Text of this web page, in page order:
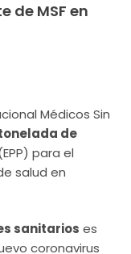
de MSF en
Médicos Sin
de
para el
salud en
sanitarios es
coronavirus